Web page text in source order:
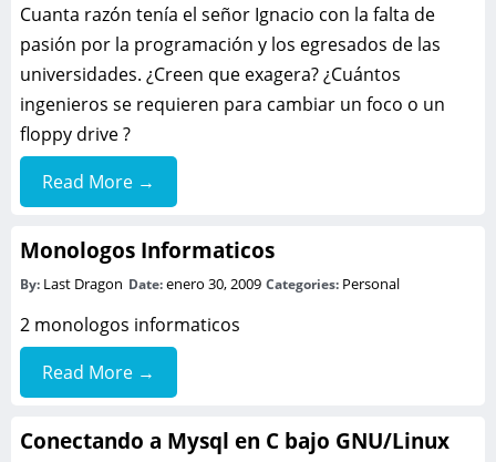
Cuanta razón tenía el señor Ignacio con la falta de
pasión por la programación y los egresados de las
universidades. ¿Creen que exagera? ¿Cuántos
ingenieros se requieren para cambiar un foco o un
floppy drive ?
Read More →
Monologos Informaticos
By: Last Dragon Date:enero 30, 2009 Categories: Personal
2 monologos informaticos
Read More →
Conectando a Mysql en C bajo GNU/Linux